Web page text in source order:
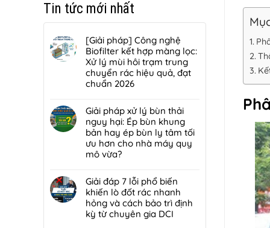
Tin tức mới nhất
[Giải pháp] Công nghệ
Biofilter kết hợp màng lọc:
Xử lý mùi hôi trạm trung
chuyển rác hiệu quả, đạt
chuẩn 2026
có
bình
luận
ở
[Giải
pháp]
nghệ
Biofilter
kết
hợp
Giải pháp xử lý bùn thải
nguy hại: Ép bùn khung
bản hay ép bùn ly tâm tối
ưu hơn cho nhà máy quy
mô vừa?
có
bình
luận
ở
Giải
Giải đáp 7 lỗi phổ biến
khiến lò đốt rác nhanh
hỏng và cách bảo trì định
kỳ từ chuyên gia DCI